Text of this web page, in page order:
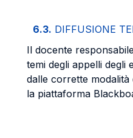
6.3. DIFFUSIONE
Il docente
temi degli appelli degli
dalle corrette
la piattaforma